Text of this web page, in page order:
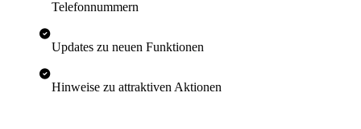
Telefonnummern
Updates zu neuen Funktionen
Hinweise zu attraktiven Aktionen